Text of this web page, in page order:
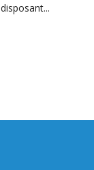
disposant...